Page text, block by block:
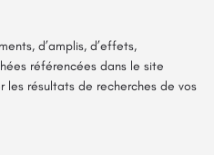
d’amplis, d’effets,
référencées dans le site
les résultats de recherches de vos